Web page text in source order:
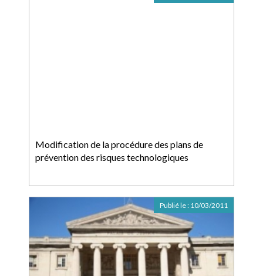
Modification de la procédure des plans de
prévention des risques technologiques
Publié le : 10/03/2011